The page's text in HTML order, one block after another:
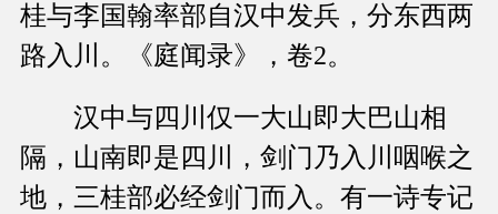
桂与李国翰率部自汉中发兵，分东西两
路入川。《庭闻录》，卷2。
汉中与四川仅一大山即大巴山相
隔，山南即是四川，剑门乃入川咽喉之
地，三桂部必经剑门而入。有一诗专记